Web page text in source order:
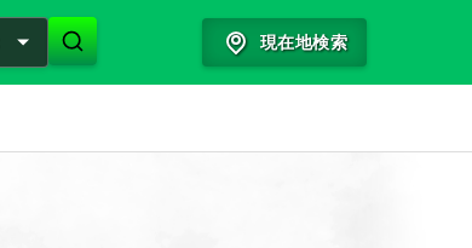
現在地検索